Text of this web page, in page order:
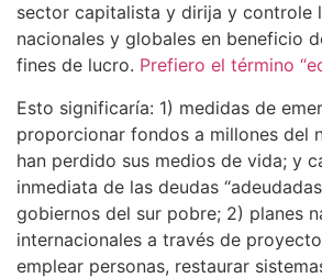
sector capitalista y dirija y controle
nacionales y globales en beneficio
fines de lucro. Prefiero el término
Esto significaría: 1) medidas de
proporcionar fondos a millones del
han perdido sus medios de vida; y
inmediata de las deudas
gobiernos del sur pobre; 2) planes
internacionales a través de
emplear personas, restaurar